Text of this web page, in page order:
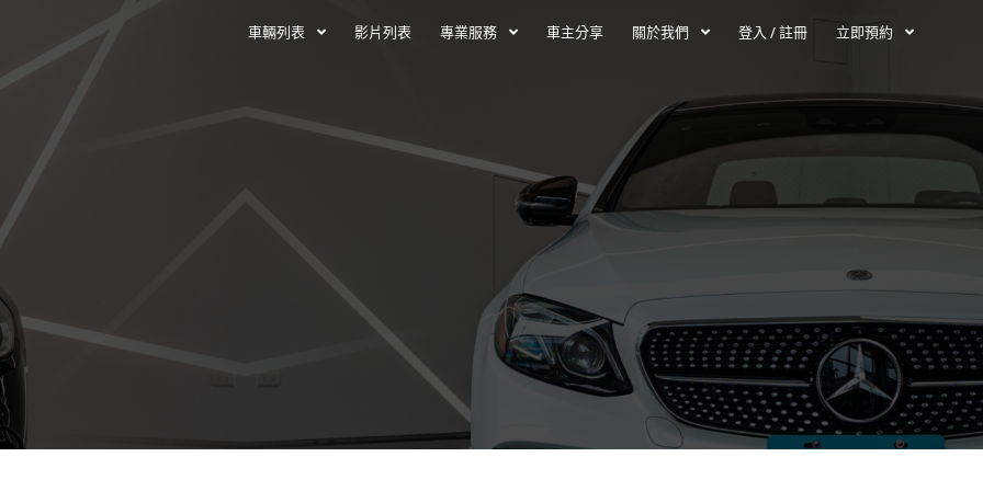
車輛列表 影片列表 專業服務 車主分享 關於我們 登入 / 註冊 立即預約